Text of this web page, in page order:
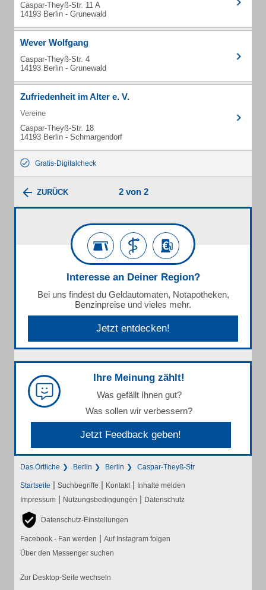
Caspar-Theyß-Str. 11 A
14193 Berlin - Grunewald
Wever Wolfgang
Caspar-Theyß-Str. 4
14193 Berlin - Grunewald
Zufriedenheit im Alter e. V.
Vereine
Caspar-Theyß-Str. 18
14193 Berlin - Schmargendorf
Gratis-Digitalcheck
ZURÜCK 2 von 2
Interesse an Deiner Region?
Bei uns findest du Geldautomaten, Notapotheken,
Benzinpreise und vieles mehr.
Jetzt entdecken!
Ihre Meinung zählt!
Was gefällt Ihnen gut?
Was sollen wir verbessern?
Jetzt Feedback geben!
Das Örtliche Berlin Berlin Caspar-Theyß-Str
Startseite | Suchbegriffe | Kontakt | Inhalte melden
Impressum | Nutzungsbedingungen | Datenschutz
Datenschutz-Einstellungen
Facebook - Fan werden | Auf Instagram folgen
Über den Messenger suchen
Zur Desktop-Seite wechseln